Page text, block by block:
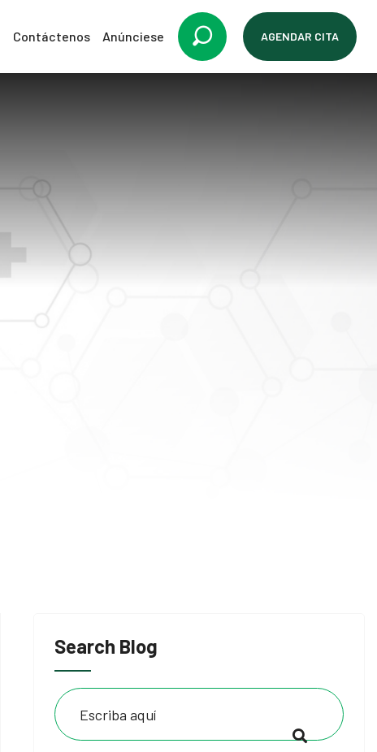
Contáctenos Anúnciese AGENDAR CITA
Search Blog